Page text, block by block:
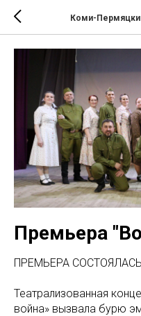
Коми-
Премьера
ПРЕМЬЕРА
Театрализованная
война» вызвала бурю